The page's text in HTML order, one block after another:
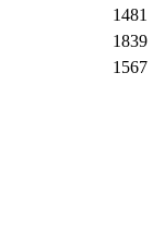
1481
1839
1567